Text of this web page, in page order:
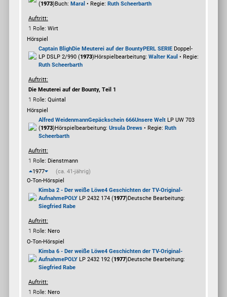
(1973) Buch: Maral • Regie: Ruth Scheerbarth
Auftritt:
1 Rolle: Wirt
Hörspiel
Captain BlighDie Meuterei auf der BountyPERL SERIEDoppel-
LP DSLP 2/990 (1973) Hörspielbearbeitung: Walter Kaul • Regie:
Ruth Scheerbarth
Auftritt:
Die Meuterei auf der Bounty, Teil 1
1 Rolle: Quintal
Hörspiel
Alfred WeidenmannGepäckschein 666Unsere WeltLP UW 703
(1973) Hörspielbearbeitung: Ursula Drews• Regie: Ruth
Scheerbarth
Auftritt:
1 Rolle: Dienstmann
1977
(ca. 41-jährig)
O-Ton-Hörspiel
Kimba 2 - Der weiße Löwe4 Geschichten der TV-Original-
AufnahmePOLYLP 2432 174 (1977) Deutsche Bearbeitung:
Siegfried Rabe
Auftritt:
1 Rolle: Nero
O-Ton-Hörspiel
Kimba 6 - Der weiße Löwe4 Geschichten der TV-Original-
AufnahmePOLYLP 2432 192 (1977) Deutsche Bearbeitung:
Siegfried Rabe
Auftritt:
1 Rolle: Nero